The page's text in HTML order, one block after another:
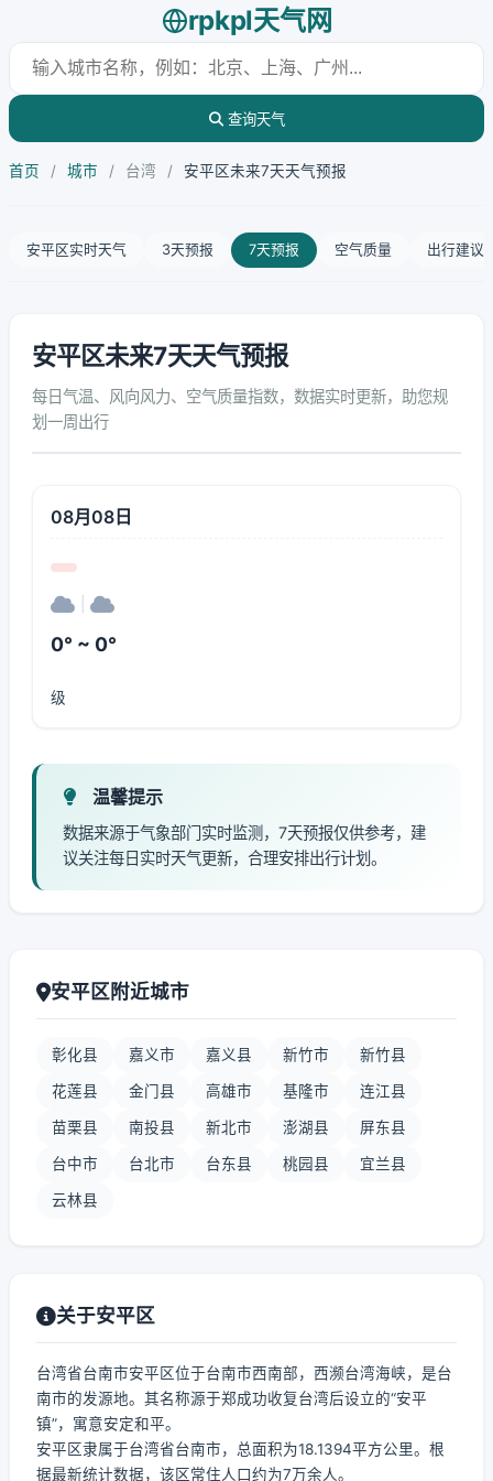
rpkpl天气网
查询天气
首页 / 城市 / 台湾 / 安平区未来7天天气预报
安平区实时天气 3天预报 7天预报 空气质量 出行建议
安平区未来7天天气预报
每日气温、风向风力、空气质量指数，数据实时更新，助您规
划一周出行
08月08日
0° ~ 0°
级
温馨提示
数据来源于气象部门实时监测，7天预报仅供参考，建
议关注每日实时天气更新，合理安排出行计划。
安平区附近城市
彰化县 嘉义市 嘉义县 新竹市 新竹县
花莲县 金门县 高雄市 基隆市 连江县
苗栗县 南投县 新北市 澎湖县 屏东县
台中市 台北市 台东县 桃园县 宜兰县
云林县
关于安平区
台湾省台南市安平区位于台南市西南部，西濒台湾海峡，是台
南市的发源地。其名称源于郑成功收复台湾后设立的“安平
镇”，寓意安定和平。
安平区隶属于台湾省台南市，总面积为18.1394平方公里。根
据最新统计数据，该区常住人口约为7万余人。